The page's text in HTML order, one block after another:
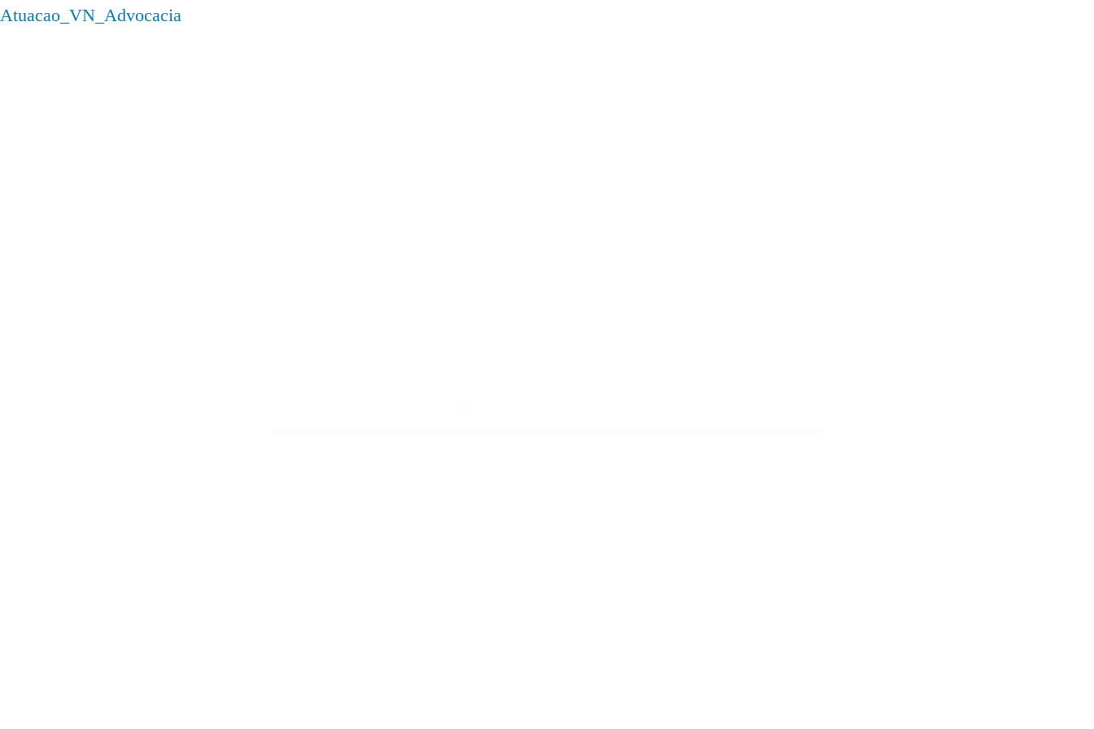
Atuacao_VN_Advocacia